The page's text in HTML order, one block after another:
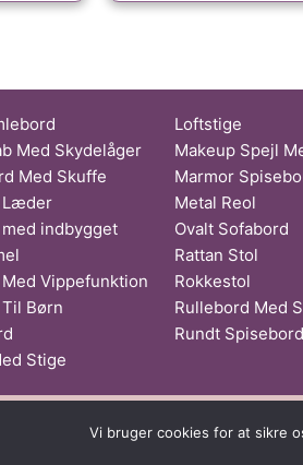
Med Skydelåger
Med Skuffe
indbygget
Vippefunktion
Børn
Stige
Loftstige
Makeup Spejl
Marmor
Metal Reol
Ovalt Sofabord
Rattan Stol
Rokkestol
Rullebord Med
Rundt Spisebord
medie ejes og drives af Tropic Traffic
Copyright
Vi bruger cookies for at sikre